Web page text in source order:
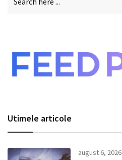
Utimele articole
august 6, 2026